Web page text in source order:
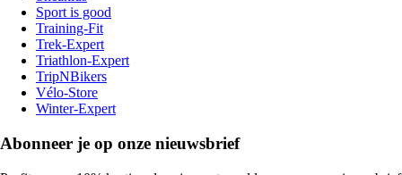
Sport is good
Training-Fit
Trek-Expert
Triathlon-Expert
TripNBikers
Vélo-Store
Winter-Expert
Abonneer je op onze nieuwsbrief